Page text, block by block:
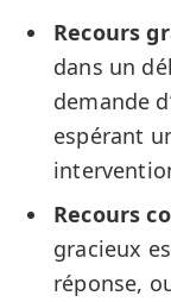
Recours
dans un
demande
espérant
Recours
gracieux
réponse,